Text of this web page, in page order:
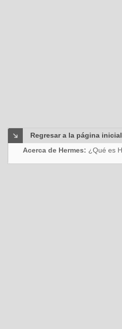
Regresar a la página inicial
Acerca de Hermes: ¿Qué es